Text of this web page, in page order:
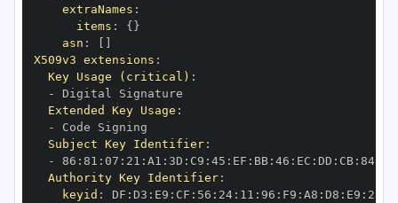
extraNames :
items : { }
asn :
X509v3 extensions :
Key Usage (critical) :
-
Extended Key Usage :
-
Subject Key Identifier:
-
86 : 81 : 07 : 21 : A1 : 3D : C9 : 45 : EF : BB: 46 : EC : DD : CB: 84:
Authority Key Identifier:
keyid : DF : D3 : E9 : CF : 56 : 24: 11 : 96 : F9 : A8 : D8 : E9 : 28